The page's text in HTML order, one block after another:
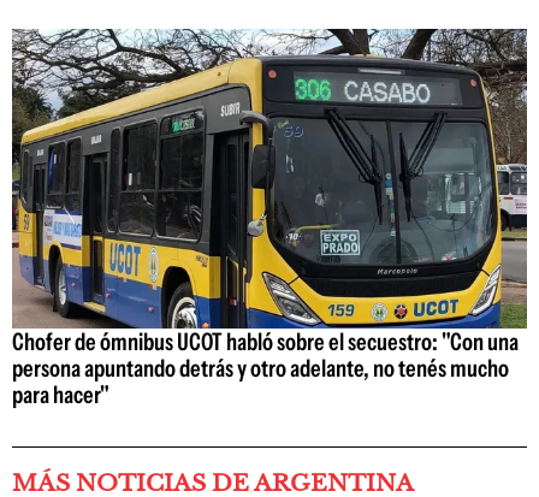
Chofer de ómnibus UCOT habló sobre el secuestro: "Con una
persona apuntando detrás y otro adelante, no tenés mucho
para hacer"
MÁS NOTICIAS DE ARGENTINA